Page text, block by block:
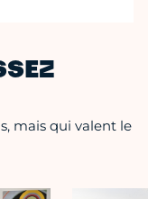
mais qui valent le